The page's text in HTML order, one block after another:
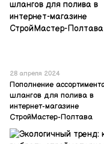
28 апреля 2024
Пополнение
шлангов для полива в
интернет-магазине
СтройМастер-Полтава